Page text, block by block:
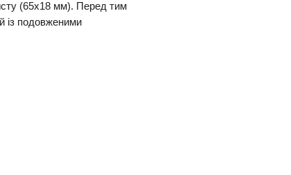
(65х18 мм). Перед тим
із подовженими